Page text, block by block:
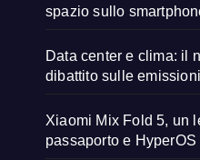
spazio sullo
Data center e clima: il
dibattito sulle emissioni
Xiaomi Mix Fold 5, un
passaporto e HyperOS